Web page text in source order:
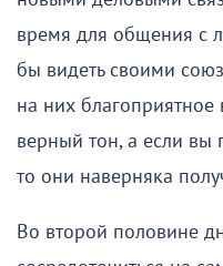
время для общения с
бы видеть своими
на них благоприятное
верный тон, а если вы
то они наверняка
Во второй половине